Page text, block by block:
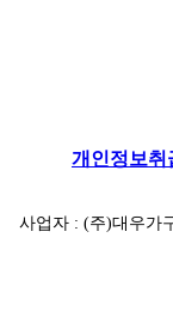
개인정보취
사업자 : (주)대우